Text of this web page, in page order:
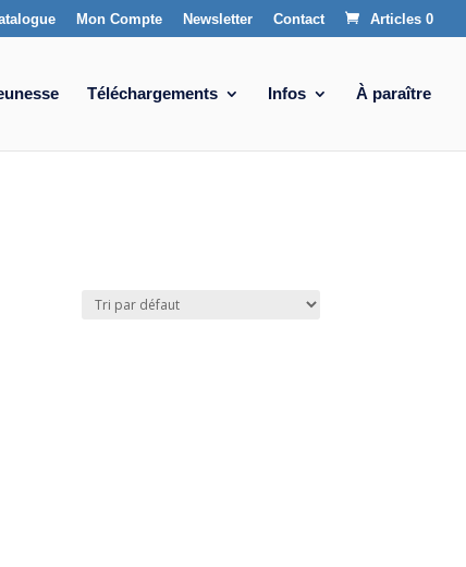
Mon Compte Newsletter Contact Articles 0
Téléchargements Infos À paraître